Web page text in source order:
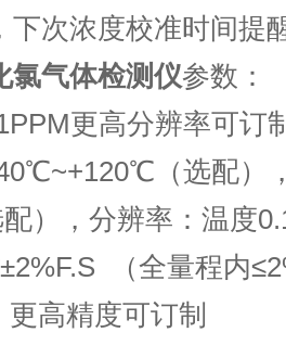
下次浓度校准时间提
氯气体检测仪参数：
更高分辨率可订
（选配）
），分辨率：温度
（全量程内
高精度可订制